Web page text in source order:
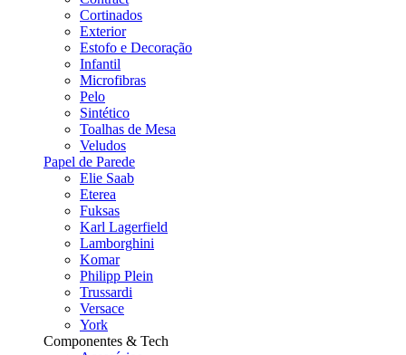
Cortinados
Exterior
Estofo e Decoração
Infantil
Microfibras
Pelo
Sintético
Toalhas de Mesa
Veludos
Papel de Parede
Elie Saab
Eterea
Fuksas
Karl Lagerfield
Lamborghini
Komar
Philipp Plein
Trussardi
Versace
York
Componentes & Tech